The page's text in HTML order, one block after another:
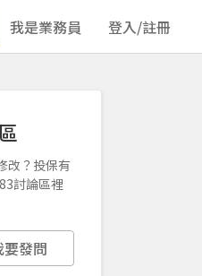
我是業務員 登入/註冊
改？投保有
討論區裡
要發問